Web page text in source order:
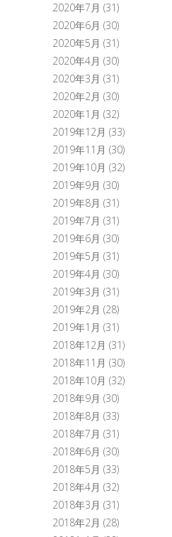
2020年7月 (31)
2020年6月 (30)
2020年5月 (31)
2020年4月 (30)
2020年3月 (31)
2020年2月 (30)
2020年1月 (32)
2019年12月 (33)
2019年11月 (30)
2019年10月 (32)
2019年9月 (30)
2019年8月 (31)
2019年7月 (31)
2019年6月 (30)
2019年5月 (31)
2019年4月 (30)
2019年3月 (31)
2019年2月 (28)
2019年1月 (31)
2018年12月 (31)
2018年11月 (30)
2018年10月 (32)
2018年9月 (30)
2018年8月 (33)
2018年7月 (31)
2018年6月 (30)
2018年5月 (33)
2018年4月 (32)
2018年3月 (31)
2018年2月 (28)